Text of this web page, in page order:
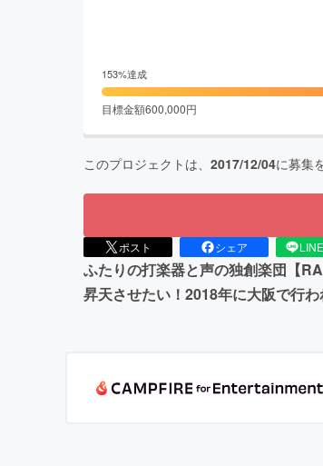
153%達成
目標金額600,000円
このプロジェクトは、 2017/12/04に募集
ポスト シェア
ふたりの打楽器と声の独創楽団【
昇天させたい！2018年に大阪で行